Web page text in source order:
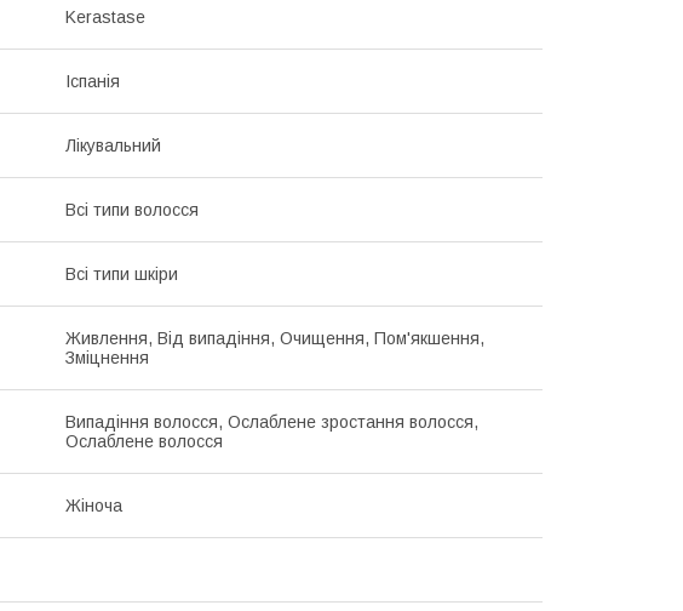
Kerastase
Іспанія
Лікувальний
Всі типи волосся
Всі типи шкіри
Живлення, Від випадіння, Очищення, Пом'якшення,
Зміцнення
Випадіння волосся, Ослаблене зростання волосся,
Ослаблене волосся
Жіноча